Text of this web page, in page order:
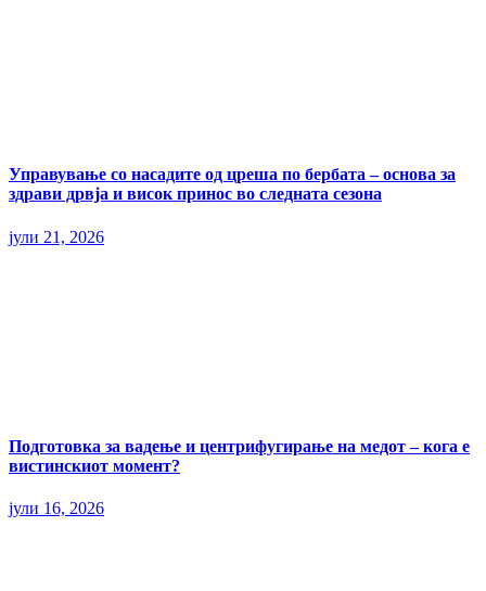
Управување со насадите од цреша по бербата – основа за
здрави дрвја и висок принос во следната сезона
јули 21, 2026
Подготовка за вадење и центрифугирање на медот – кога е
вистинскиот момент?
јули 16, 2026